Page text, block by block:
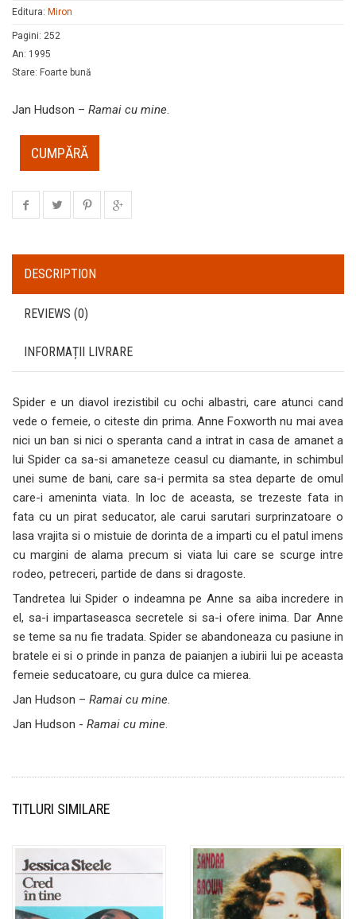
Editura: Miron
Pagini: 252
An: 1995
Stare: Foarte bună
Jan Hudson – Ramai cu mine.
CUMPĂRĂ
DESCRIPTION
REVIEWS (0)
INFORMAȚII LIVRARE
Spider e un diavol irezistibil cu ochi albastri, care atunci cand
vede o femeie, o citeste din prima. Anne Foxworth nu mai avea
nici un ban si nici o speranta cand a intrat in casa de amanet a
lui Spider ca sa-si amaneteze ceasul cu diamante, in schimbul
unei sume de bani, care sa-i permita sa stea departe de omul
care-i ameninta viata. In loc de aceasta, se trezeste fata in
fata cu un pirat seducator, ale carui sarutari surprinzatoare o
lasa vrajita si o mistuie de dorinta de a imparti cu el patul imens
cu margini de alama precum si viata lui care se scurge intre
rodeo, petreceri, partide de dans si dragoste.
Tandretea lui Spider o indeamna pe Anne sa aiba incredere in
el, sa-i impartaseasca secretele si sa-i ofere inima. Dar Anne
se teme sa nu fie tradata. Spider se abandoneaza cu pasiune in
bratele ei si o prinde in panza de paianjen a iubirii lui pe aceasta
femeie seducatoare, cu gura dulce ca mierea.
Jan Hudson – Ramai cu mine.
Jan Hudson - Ramai cu mine.
TITLURI SIMILARE